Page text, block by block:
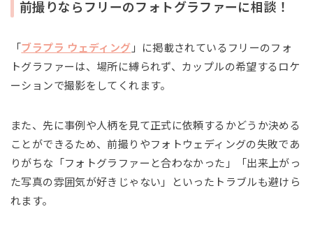
前撮りならフリーのフォトグラファーに相談！
「 ブラプラ ウェディング 」に掲載されているフリーのフォ
トグラファーは、場所に縛られず、カップルの希望するロケ
ーションで撮影をしてくれます。
また、先に事例や人柄を見て正式に依頼するかどうか決める
ことができるため、前撮りやフォトウェディングの失敗であ
りがちな「フォトグラファーと合わなかった」「出来上がっ
た写真の雰囲気が好きじゃない」といったトラブルも避けら
れます。